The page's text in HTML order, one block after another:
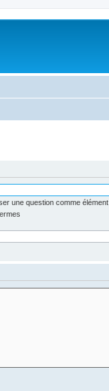
une question comme élément